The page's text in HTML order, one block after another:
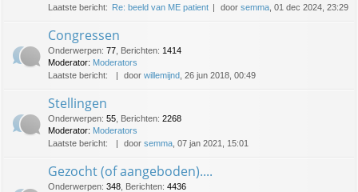
Laatste bericht: Re: beeld van ME patient door semma , 01 dec 2024, 23:29
Congressen
Onderwerpen: 77 Berichten: 1414
Moderator: Moderators
Laatste bericht:
door willemijnd , 26 jun 2018, 00:49
Stellingen
Onderwerpen: 55 Berichten: 2268
Moderator: Moderators
Laatste bericht:
door semma , 07 jan 2021, 15:01
Gezocht (of aangeboden)....
Onderwerpen: 348 Berichten: 4436